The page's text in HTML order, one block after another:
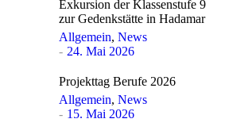
Exkursion der Klassenstufe 9
zur Gedenkstätte in Hadamar
Allgemein, News
24. Mai 2026
Projekttag Berufe 2026
Allgemein, News
15. Mai 2026